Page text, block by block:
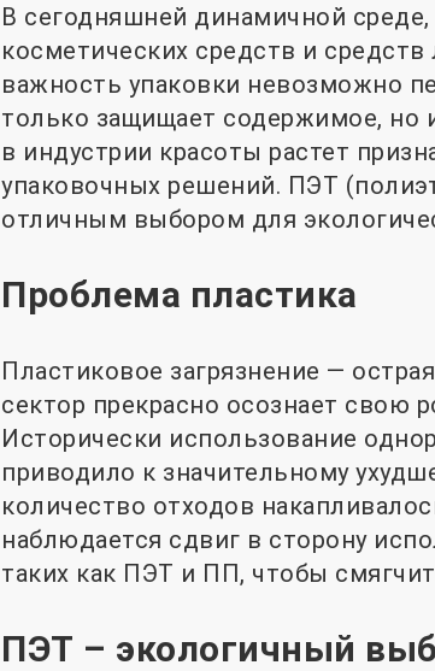
В сегодняшней динамичной
косметических средств и
важность упаковки невозможно
только защищает содержимое, но
в индустрии красоты растет
упаковочных решений. ПЭТ
отличным выбором для
Проблема пластика
Пластиковое загрязнение —
сектор прекрасно осознает свою
Исторически использование
приводило к значительному
количество отходов
наблюдается сдвиг в сторону
таких как ПЭТ и ПП, чтобы
ПЭТ – экологичный